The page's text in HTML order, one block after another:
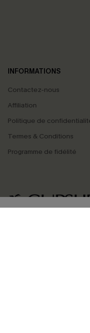
INFORMATIONS
Contactez-nous
Affiliation
Politique de
Termes & Conditions
Programme de fidélité
marketing (y compris du
pouvons utiliser les
savoir si ceux-ci ont été
personnaliser nos
produits susceptibles de
. Vous